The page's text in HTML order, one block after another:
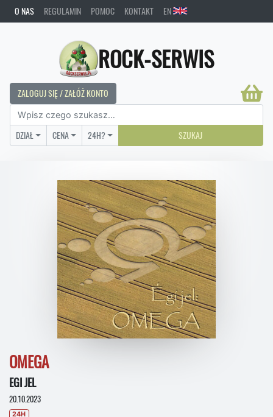
O NAS REGULAMIN POMOC KONTAKT EN
ROCK-SERWIS
ZALOGUJ SIĘ / ZAŁÓŻ KONTO
DZIAŁ CENA 24H? SZUKAJ
OMEGA
EGI JEL
20.10.2023
24H